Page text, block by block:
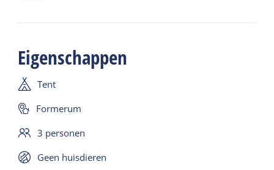
het leefgedeelte heb je stahoogte. De tent is
Eigenschappen
Tent
Formerum
3 personen
Geen huisdieren